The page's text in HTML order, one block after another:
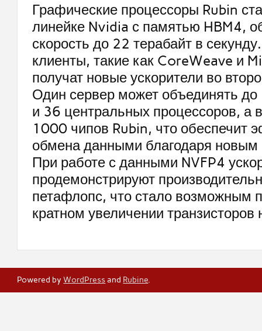
Графические процессоры Rubin
линейке Nvidia с памятью HBM4,
скорость до 22 терабайт в
клиенты, такие как CoreWeave и
получат новые ускорители во
Один сервер может объединять
и 36 центральных процессоров, а
1000 чипов Rubin, что обеспечит
обмена данными благодаря
При работе с данными NVFP4
продемонстрируют
петафлопс, что стало возможным
кратном увеличении транзисторов
Powered byWordPressand Rubine.